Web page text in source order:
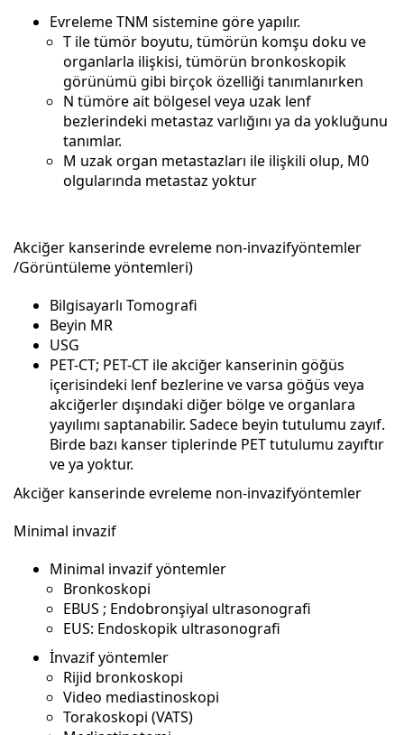
Evreleme TNM sistemine göre yapılır.
T ile tümör boyutu, tümörün komşu doku ve
organlarla ilişkisi, tümörün bronkoskopik
görünümü gibi birçok özelliği tanımlanırken
N tümöre ait bölgesel veya uzak lenf
bezlerindeki metastaz varlığını ya da yokluğunu
tanımlar.
M uzak organ metastazları ile ilişkili olup, M0
olgularında metastaz yoktur
Akciğer kanserinde evreleme non-invazifyöntemler
/Görüntüleme yöntemleri)
Bilgisayarlı Tomografi
Beyin MR
USG
PET-CT; PET-CT ile akciğer kanserinin göğüs
içerisindeki lenf bezlerine ve varsa göğüs veya
akciğerler dışındaki diğer bölge ve organlara
yayılımı saptanabilir. Sadece beyin tutulumu zayıf.
Birde bazı kanser tiplerinde PET tutulumu zayıftır
ve ya yoktur.
Akciğer kanserinde evreleme non-invazifyöntemler
Minimal invazif
Minimal invazif yöntemler
Bronkoskopi
EBUS ; Endobronşiyal ultrasonografi
EUS: Endoskopik ultrasonografi
İnvazif yöntemler
Rijid bronkoskopi
Video mediastinoskopi
Torakoskopi (VATS)